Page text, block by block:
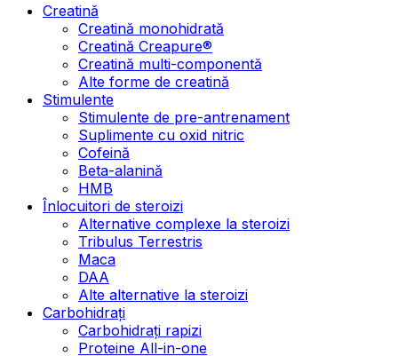
Creatină
Creatină monohidrată
Creatină Creapure®
Creatină multi-componentă
Alte forme de creatină
Stimulente
Stimulente de pre-antrenament
Suplimente cu oxid nitric
Cofeină
Beta-alanină
HMB
Înlocuitori de steroizi
Alternative complexe la steroizi
Tribulus Terrestris
Maca
DAA
Alte alternative la steroizi
Carbohidrați
Carbohidrați rapizi
Proteine All-in-one